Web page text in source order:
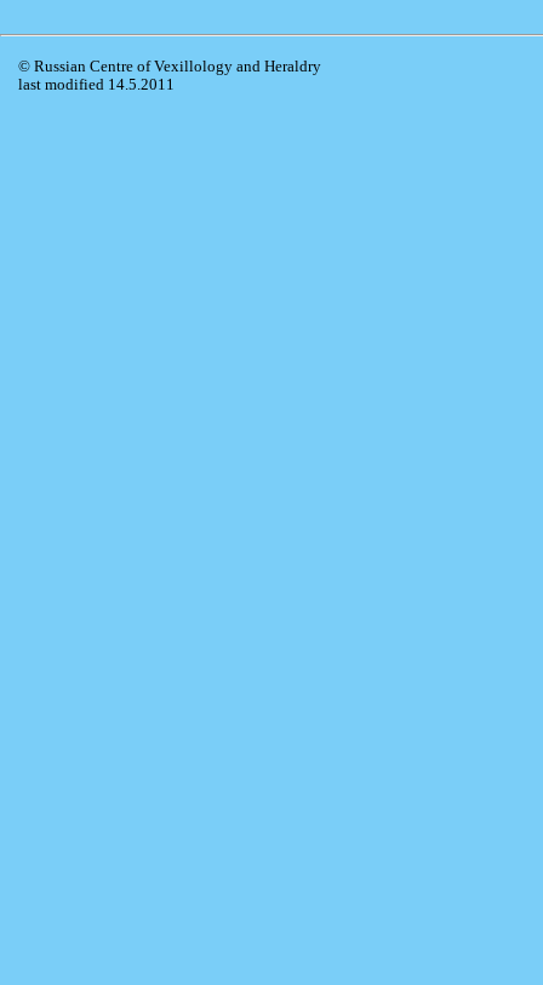
© Russian Centre of Vexillology and Heraldry
last modified 14.5.2011